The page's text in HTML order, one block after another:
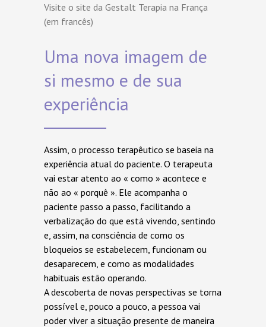
Visite o site da Gestalt Terapia na França
(em francês)
Uma nova imagem de
si mesmo e de sua
experiência
Assim, o processo terapêutico se baseia na
experiência atual do paciente. O terapeuta
vai estar atento ao « como » acontece e
não ao « porquê ». Ele acompanha o
paciente passo a passo, facilitando a
verbalização do que está vivendo, sentindo
e, assim, na consciência de como os
bloqueios se estabelecem, funcionam ou
desaparecem, e como as modalidades
habituais estão operando.
A descoberta de novas perspectivas se torna
possível e, pouco a pouco, a pessoa vai
poder viver a situação presente de maneira